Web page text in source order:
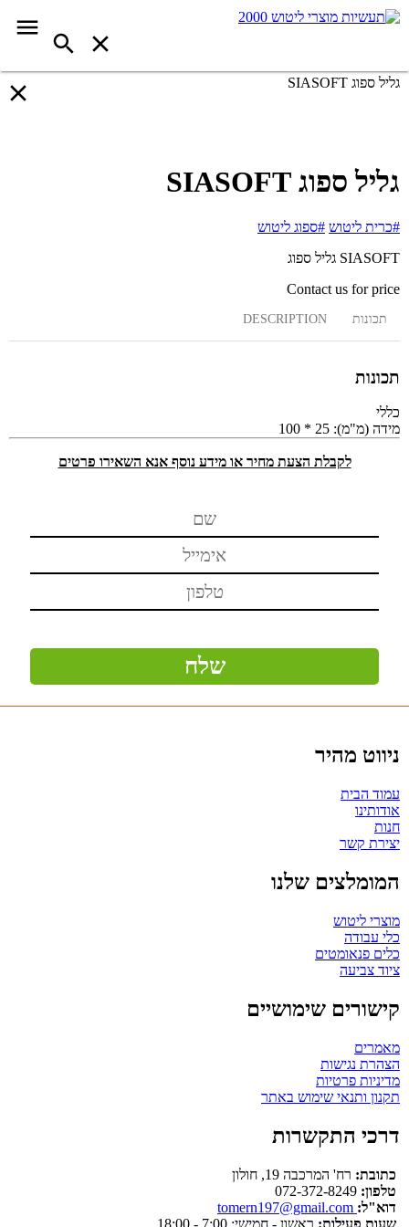
גליל ספוג SIASOFT
גליל ספוג SIASOFT
#כרית ליטוש #ספוג ליטוש
SIASOFT גליל ספוג
Contact us for price
תכונות DESCRIPTION
תכונות
כללי
מידה (מ"מ): 25 * 100
לקבלת הצעת מחיר או מידע נוסף אנא השאירו פרטים
ניווט מהיר
עמוד הבית
אודותינו
חנות
יצירת קשר
המומלצים שלנו
מוצרי ליטוש
כלי עבודה
כלים פנאומטים
ציוד צביעה
קישורים שימושיים
מאמרים
הצהרת נגישות
מדיניות פרטיות
תקנון ותנאי שימוש באתר
דרכי התקשרות
כתובת: רח' המרכבה 19, חולון
טלפון:
דוא"ל:
שעות פעילות: ראשון - חמישי: 7:00 - 18:00